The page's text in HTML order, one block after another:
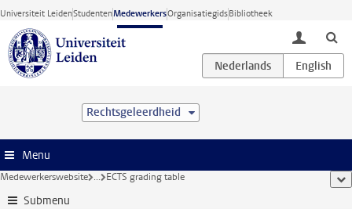
Ga direct naar de inhoud
Universiteit LeidenStudentenMedewerkersOrganisatiegidsBibliotheek
toggle
Rechtsgeleerdheid
Menu
Medewerkerswebsite ... ECTS grading table
Submenu